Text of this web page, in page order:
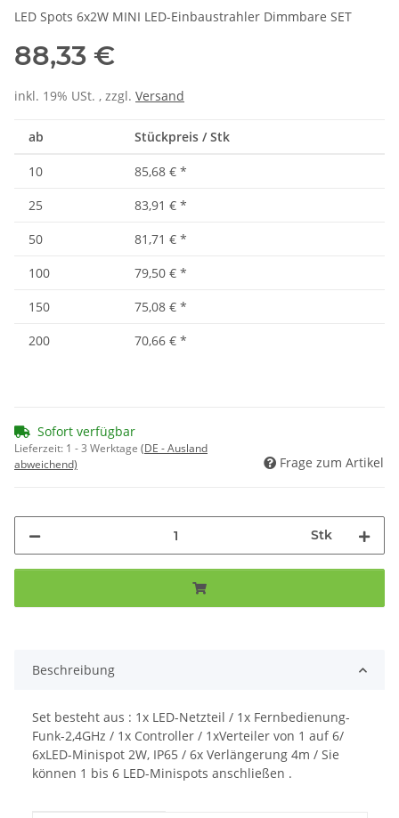
LED Spots 6x2W MINI LED-Einbaustrahler Dimmbare SET
88,33 €
inkl. 19% USt. , zzgl. Versand
ab Stückpreis / Stk
10 85,68 € *
25
83,91 € *
50
81,71 € *
100
79,50 € *
150
75,08 € *
200
70,66 € *
Sofort verfügbar
Lieferzeit: 1 - 3 Werktage (DE - Ausland
abweichend)
Frage zum Artikel
Stk
Beschreibung
Set besteht aus : 1x LED-Netzteil / 1x Fernbedienung-
Funk-2,4GHz / 1x Controller / 1xVerteiler von 1 auf 6/
6xLED-Minispot 2W, IP65 / 6x Verlängerung 4m / Sie
können 1 bis 6 LED-Minispots anschließen .